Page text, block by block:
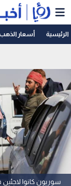
الرئيسية أسعار
سوريون كانوا